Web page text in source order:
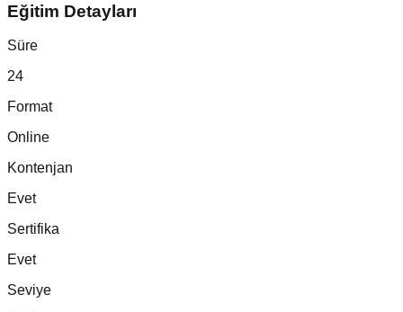
Eğitim Detayları
Süre
24
Format
Online
Kontenjan
Evet
Sertifika
Evet
Seviye